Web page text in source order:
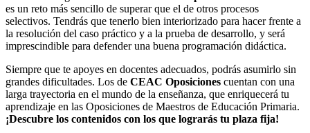
es un reto más sencillo de superar que el de otros procesos
selectivos. Tendrás que tenerlo bien interiorizado para hacer frente a
la resolución del caso práctico y a la prueba de desarrollo, y será
imprescindible para defender una buena programación didáctica.
Siempre que te apoyes en docentes adecuados, podrás asumirlo sin
grandes dificultades. Los de CEAC Oposiciones cuentan con una
larga trayectoria en el mundo de la enseñanza, que enriquecerá tu
aprendizaje en las Oposiciones de Maestros de Educación Primaria.
¡Descubre los contenidos con los que lograrás tu plaza fija!